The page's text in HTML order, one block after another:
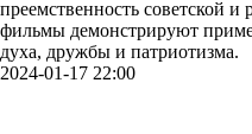
преемственность советской
фильмы демонстрируют
духа, дружбы и патриотизма.
2024-01-17 22:00